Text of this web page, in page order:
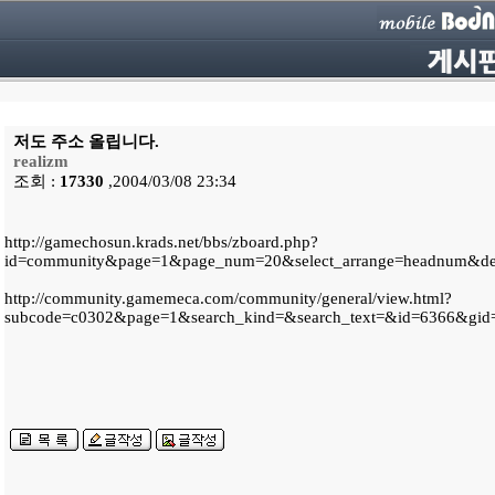
저도 주소 올립니다.
realizm
조회 : 17330 ,2004/03/08 23:34
http://gamechosun.krads.net/bbs/zboard.php?
http://community.gamemeca.com/community/general/view.html?